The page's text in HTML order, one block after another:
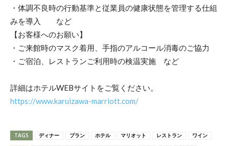
・体調不良時の行動基準と従業員の健康状態を管理する仕組
みを導入 など
【お客様へのお願い】
・ご来館時のマスク着用、手指のアルコール消毒のご協力
・ご宿泊、レストランご利用時の検温実施 など
詳細はホテルWEBサイトをご覧ください。
https://www.karuizawa-marriott.com/
TAGS ディナー プラン ホテル マリオット レストラン ワイン